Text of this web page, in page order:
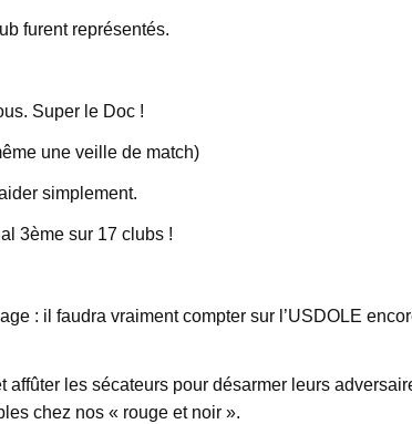
furent représentés.
Super le Doc !
une veille de match)
simplement.
3ème sur 17 clubs !
: il faudra vraiment compter sur l’USDOLE
les sécateurs pour désarmer leurs
chez nos « rouge et noir ».